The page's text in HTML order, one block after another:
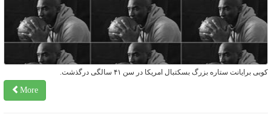
برایانت ستاره بزرگ بسکتبال امریکا در سن ۴۱ سالگی درگذشت.
More